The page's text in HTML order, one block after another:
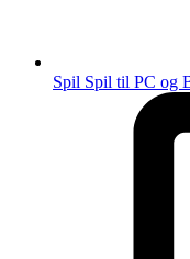
Spil Spil til PC og